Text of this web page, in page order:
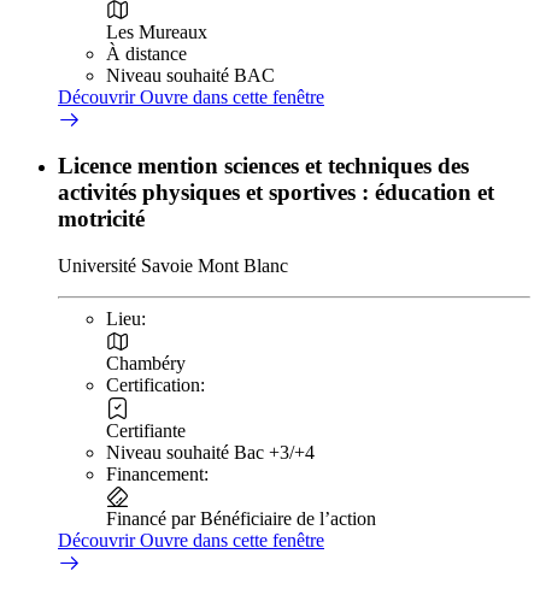
Les Mureaux
À distance
Niveau souhaité BAC
DécouvrirOuvre dans cette fenêtre
Licence mention sciences et techniques des
activités physiques et sportives : éducation et
motricité
Université Savoie Mont Blanc
Lieu:
Chambéry
Certification:
Certifiante
Niveau souhaité Bac +3/+4
Financement:
Financé par Bénéficiaire de l’action
DécouvrirOuvre dans cette fenêtre